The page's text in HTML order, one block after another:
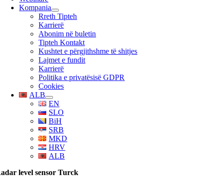
Kompania
Rreth Tipteh
Karrierë
Abonim në buletin
Tipteh Kontakt
Kushtet e përgjithshme të shitjes
Lajmet e fundit
Karrierë
Politika e privatësisë GDPR
Cookies
ALB
EN
SLO
BiH
SRB
MKD
HRV
ALB
level sensor Turck